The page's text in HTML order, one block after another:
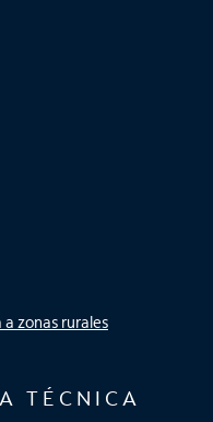
zonas rurales
TÉCNICA